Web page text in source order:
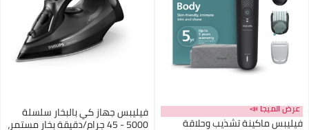
عرض الميجا 📣
فيليبس ماكينة تشذيب وحلاقة
فيليبس جهاز كي بالبخار سلسلة
5000 - 45 جرام/دقيقة بخار مستمر،